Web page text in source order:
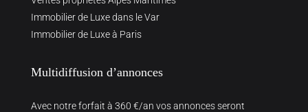
Immobilier de Luxe dans le Var
Immobilier de Luxe à Paris
Multidiffusion d’annonces
Avec notre forfait à 360 €/an vos annonces seront